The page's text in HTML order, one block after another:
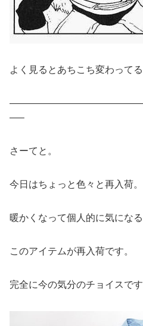
よく見るとあちこち変わってる
—–
さーてと。
今日はちょっと色々と再入荷。
暖かくなって個人的に気にな
このアイテムが再入荷です。
完全に今の気分のチョイスで